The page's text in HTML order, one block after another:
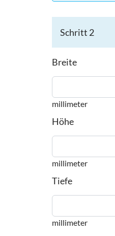
Schritt 2
Breite
millimeter
Höhe
millimeter
Tiefe
millimeter